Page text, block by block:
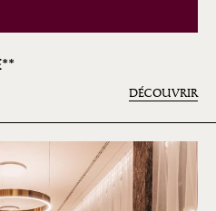
DÉCOUVRIR